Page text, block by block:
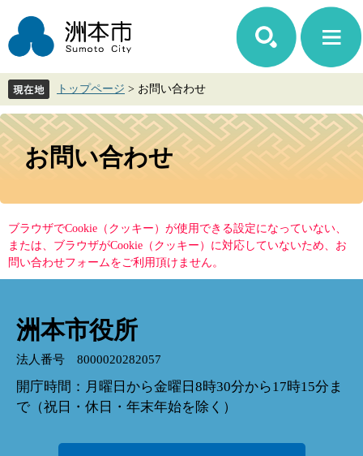
ジ
先
で
す。
ュ
を
ば
し
て
トップページ > お問い合わせ
本
文
お問い合わせ
ブラウザでCookie（クッキー）が使用できる設定になっていない、
または、ブラウザがCookie（クッキー）に対応していないため、お
問い合わせフォームをご利用頂けません。
洲本市役所
法人番号 8000020282057
開庁時間：月曜日から金曜日8時30分から17時15分ま
で（祝日・休日・年末年始を除く）